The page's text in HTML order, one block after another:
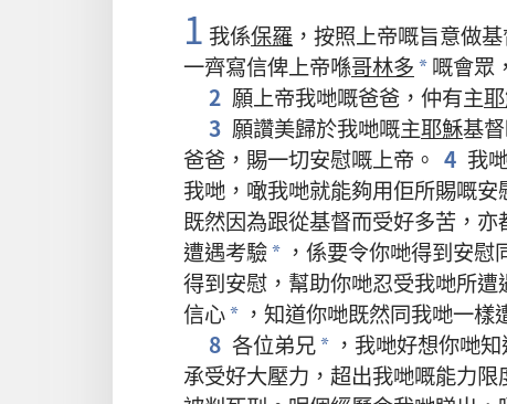
1 我係保羅 ， 按照上帝嘅旨意做
一齊寫信俾上帝喺哥林多 * 嘅會眾 ，
2 願上帝我哋嘅爸爸 ， 仲有主
3 願讚美歸於我哋嘅主耶穌基督
爸爸 ， 賜一切安慰嘅上帝 。 4 我
我哋 ， 噉我哋就能夠用佢所賜嘅安
既然因為跟從基督而受好多苦 ， 亦
遭遇考驗* ， 係要令你哋得到安慰
得到安慰 ， 幫助你哋忍受我哋所遭
信心* ， 知道你哋既然同我哋一樣
8 各位弟兄* ， 我哋好想你哋
承受好大壓力 ， 超出我哋嘅能力限